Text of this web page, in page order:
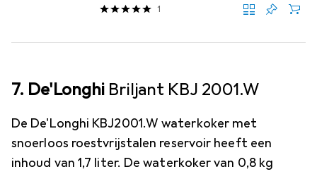
1
7. De'Longhi Briljant KBJ 2001.W
De De'Longhi KBJ2001.W waterkoker met
snoerloos roestvrijstalen reservoir heeft een
inhoud van 1,7 liter. De waterkoker van 0,8 kg